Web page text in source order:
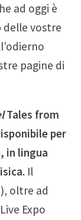
ad oggi è
delle vostre
pagine di
Tales from
per
in lingua
Il
oltre ad
Expo